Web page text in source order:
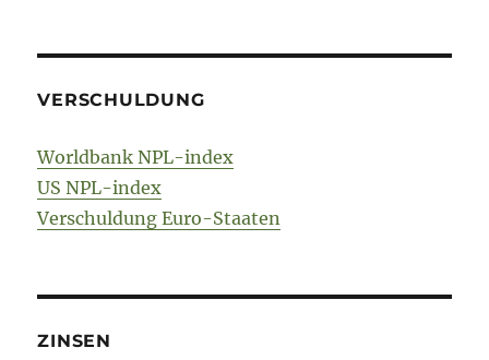
VERSCHULDUNG
Worldbank NPL-index
US NPL-index
Verschuldung Euro-Staaten
ZINSEN